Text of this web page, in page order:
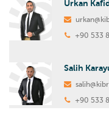
Ürkan
+90 533
Salih
+90 533